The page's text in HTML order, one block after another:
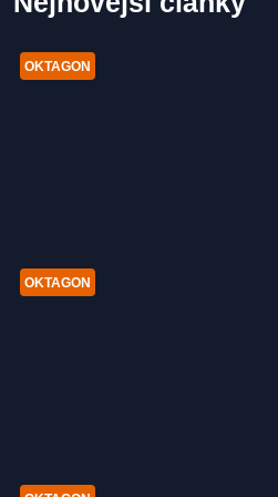
OKTAGON
OKTAGON